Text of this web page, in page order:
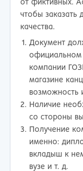
от фиктивных.
чтобы заказать
качества.
Документ
официальном
компании
магазине
возможность
Наличие
со стороны
Получение
именно:
вкладыш к
вузе и т. д.